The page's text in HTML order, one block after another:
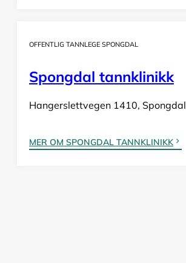
OFFENTLIG TANNLEGE SPONGDAL
Spongdal tannklinikk
Hangerslettvegen 1410, Spongdal
MER OM SPONGDAL TANNKLINIKK